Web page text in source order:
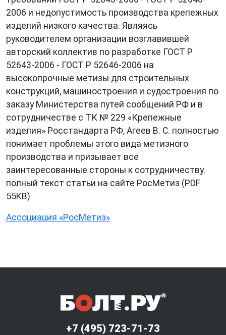
2006 и недопустимость производства крепежных
изделий низкого качества. Являясь
руководителем организации возглавившей
авторский коллектив по разработке ГОСТ Р
52643-2006 - ГОСТ Р 52646-2006 на
высокопрочные метизы для строительных
конструкций, машиностроения и судостроения по
заказу Министерства путей сообщений РФ и в
сотрудничестве с ТК № 229 «Крепежные
изделия» Росстандарта РФ, Агеев В. С. полностью
понимает проблемы этого вида метизного
производства и призывает все
заинтересованные стороны к сотрудничеству.
полный текст статьи на сайте РосМетиз (PDF
55KB)
Ассоциация «РосМетиз»
+7 (495) 723-71-73